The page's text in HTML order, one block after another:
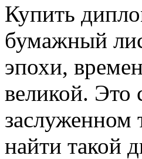
Купить
бумажный
эпохи,
великой. Это
заслуженном
найти такой